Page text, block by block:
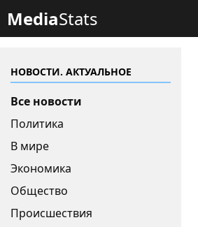
MediaStats
НОВОСТИ. АКТУАЛЬНОЕ
Все новости
Политика
В мире
Экономика
Общество
Происшествия